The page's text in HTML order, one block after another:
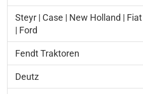
Steyr | Case | New Holland | Fiat
| Ford
Fendt Traktoren
Deutz